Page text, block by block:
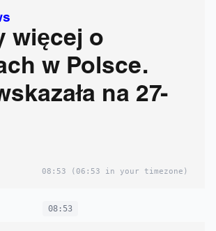
więcej o
w Polsce.
na 27-
08:53 (06:53 in your timezone)
08:53